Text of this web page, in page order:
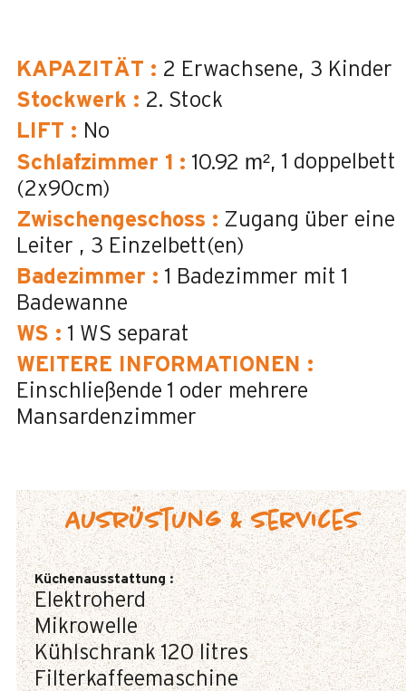
KAPAZITÄT : 2 Erwachsene 3 Kinder
Stockwerk : 2. Stock
LIFT : No
Schlafzimmer 1 : 10.92 m² 1 doppelbett
(2x90cm)
Zwischengeschoss : Zugang über eine
Leiter
3 Einzelbett(en)
Badezimmer : 1 Badezimmer mit 1
Badewanne
WS : 1 WS separat
WEITERE INFORMATIONEN :
Einschließende 1 oder mehrere
Mansardenzimmer
Ausrüstung & Services
Küchenausstattung :
Elektroherd
Mikrowelle
Kühlschrank 120 litres
Filterkaffeemaschine